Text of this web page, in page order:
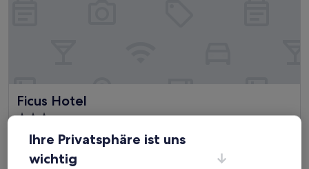
Ficus Hotel
Ficus Hotel
3.0-
Sterne-
Unterkunft
3,9 km von Monacillo entfernt
von
7,6/10 Gut
Ihre Privatsphäre ist uns
wichtig